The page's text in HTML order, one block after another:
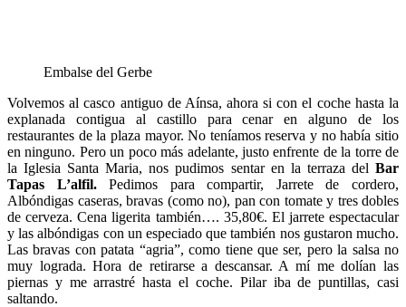
Embalse del Gerbe
Volvemos al casco antiguo de Aínsa, ahora si con el coche hasta la
explanada contigua al castillo para cenar en alguno de los
restaurantes de la plaza mayor. No teníamos reserva y no había sitio
en ninguno. Pero un poco más adelante, justo enfrente de la torre de
la Iglesia Santa Maria, nos pudimos sentar en la terraza del Bar
Tapas L’alfil.Pedimos para compartir, Jarrete de cordero,
Albóndigas caseras, bravas (como no), pan con tomate y tres dobles
de cerveza. Cena ligerita también…. 35,80€. El jarrete espectacular
y las albóndigas con un especiado que también nos gustaron mucho.
Las bravas con patata “agria”, como tiene que ser, pero la salsa no
muy lograda. Hora de retirarse a descansar. A mí me dolían las
piernas y me arrastré hasta el coche. Pilar iba de puntillas, casi
saltando.